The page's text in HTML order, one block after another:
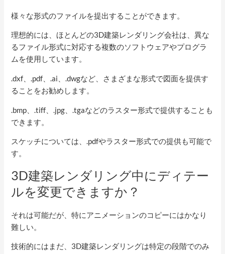
様々な形式のファイルを提出することができます。
理想的には、ほとんどの3D建築レンダリング会社は、異な
るファイル形式に対応する複数のソフトウェアやプログラ
ムを使用しています。
.dxf、.pdf、.ai、.dwgなど、さまざまな形式で図面を提供す
ることをお勧めします。
.bmp、.tiff、.jpg、.tgaなどのラスター形式で提供することも
できます。
スケッチについては、.pdfやラスター形式での提供も可能で
す。
3D建築レンダリング中にディテー
ルを変更できますか？
それは可能だが、特にアニメーションのコピーにはかなり
難しい。
技術的にはまだ、3D建築レンダリングは特定の段階でのみ